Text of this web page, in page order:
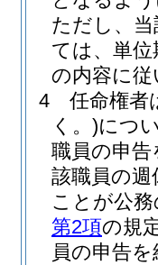
ただし、
ては、単
の内容に
4
任命権者
く。)につ
職員の申
該職員の
ことが公
第2項の規
員の申告